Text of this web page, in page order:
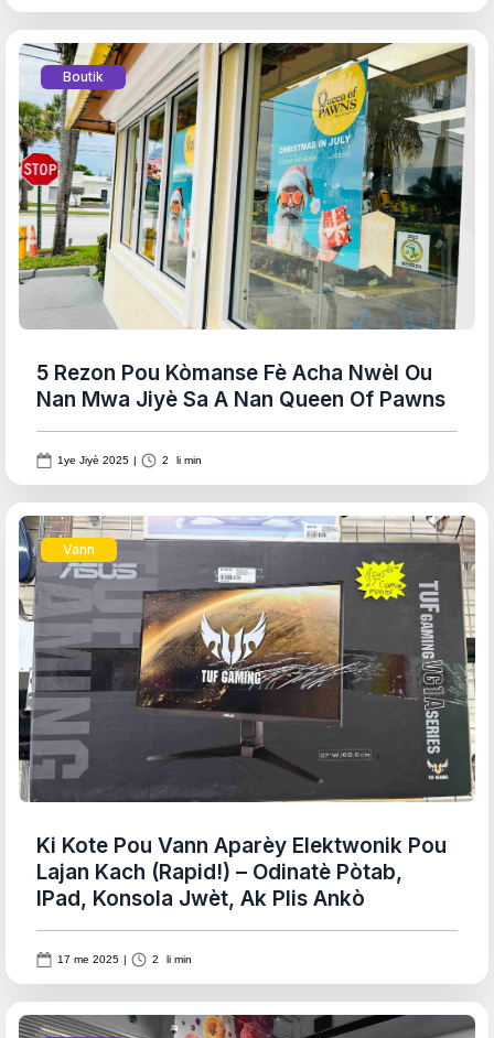
Boutik
5 Rezon Pou Kòmanse Fè Acha Nwèl Ou
Nan Mwa Jiyè Sa A Nan Queen Of Pawns
1ye Jiyè 2025 | 2 li min
Vann
Ki Kote Pou Vann Aparèy Elektwonik Pou
Lajan Kach (rapid!) – Odinatè Pòtab,
IPad, Konsola Jwèt, Ak Plis Ankò
17 me 2025 | 2 li min